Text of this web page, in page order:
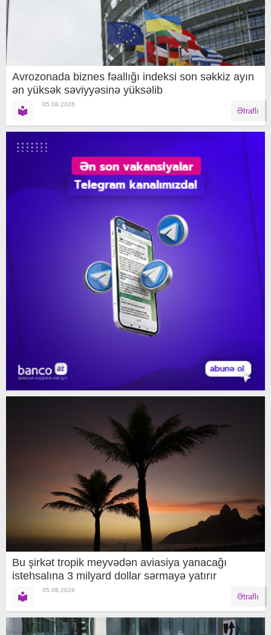
Avrozonada biznes fəallığı indeksi son səkkiz ayın
ən yüksək səviyyəsinə yüksəlib
05.08.2026
Ətraflı
Bu şirkət tropik meyvədən aviasiya yanacağı
istehsalına 3 milyard dollar sərmayə yatırır
05.08.2026
Ətraflı